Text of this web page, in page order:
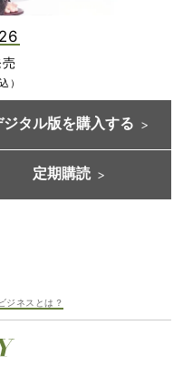
）
ジタル版を購入する
定期購読
ジネスとは？